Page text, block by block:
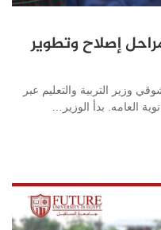
إصلاح وتطوير
وزير التربية والتعليم عبر
العامه. بدأ الوزير…